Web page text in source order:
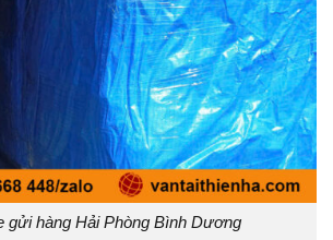
gửi hàng Hải Phòng Bình Dương